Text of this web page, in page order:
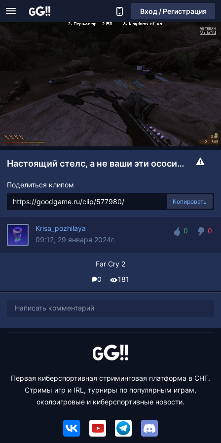
Вход / Регистрация
Настоящий стелс, а не ваши эти ососины
Поделиться клипом
Копировать
Krisa_pozhilaya
09:12, 29 января 2024г.
0
0
Far Cry 2
0
181
Написать комментарий
Первая киберспортивная стриминговая платформа в СНГ.
Стримы игр и IRL, турниры по популярным играм,
околоигровые и киберспортивные новости.